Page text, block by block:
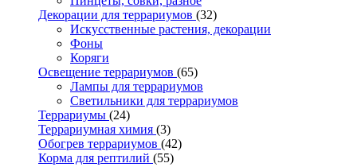
Декорации для террариумов (32)
Искусственные растения, декорации
Фоны
Коряги
Освещение террариумов (65)
Лампы для террариумов
Светильники для террариумов
Террариумы (24)
Террариумная химия (3)
Обогрев террариумов (42)
Корма для рептилий (55)